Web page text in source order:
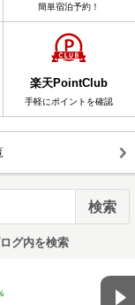
簡単宿泊予約！
楽天PointClub
手軽にポイントを確認
グ内を検索